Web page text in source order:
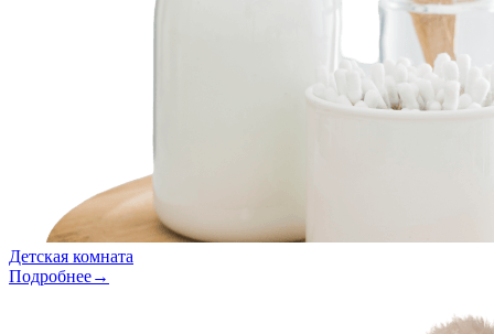
Детская комната
Подробнее→